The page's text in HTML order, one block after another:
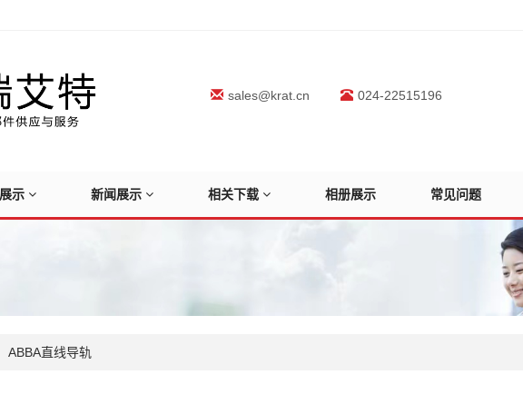
sales@krat.cn 024-22515196
示 新闻展示 相关下载 相册展示 常见问题
ABBA直线导轨